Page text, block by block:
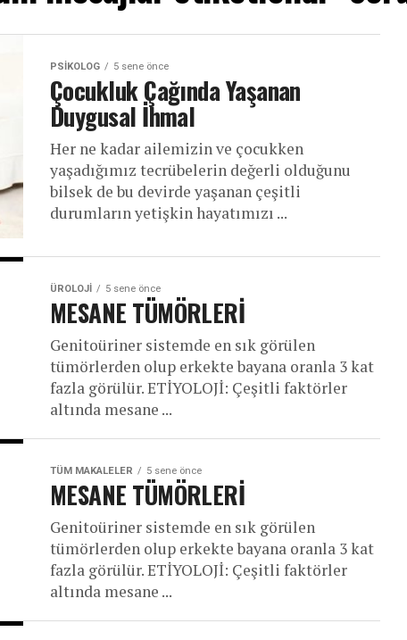
PSIKOLOG 5 sene önce
Çocukluk Çağında Yaşanan
Duygusal İhmal
Her ne kadar ailemizin ve çocukken
yaşadığımız tecrübelerin değerli olduğunu
bilsek de bu devirde yaşanan çeşitli
durumların yetişkin hayatımızı ...
ÜROLOJI 5 sene önce
MESANE TÜMÖRLERİ
Genitoüriner sistemde en sık görülen
tümörlerden olup erkekte bayana oranla 3 kat
fazla görülür. ETİYOLOJİ: Çeşitli faktörler
altında mesane ...
TÜM MAKALELER 5 sene önce
MESANE TÜMÖRLERİ
Genitoüriner sistemde en sık görülen
tümörlerden olup erkekte bayana oranla 3 kat
fazla görülür. ETİYOLOJİ: Çeşitli faktörler
altında mesane ...